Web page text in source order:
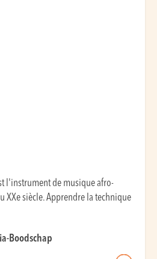
l'instrument de musique afro-
XXe siècle. Apprendre la technique
Boodschap